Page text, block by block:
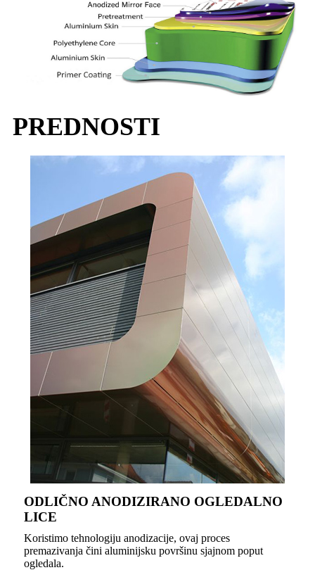
PREDNOSTI
ODLIČNO ANODIZIRANO OGLEDALNO
LICE
Koristimo tehnologiju anodizacije, ovaj proces
premazivanja čini aluminijsku površinu sjajnom poput
ogledala.